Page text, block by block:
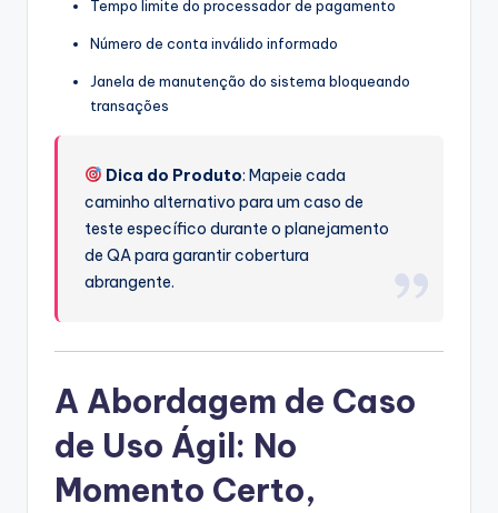
Tempo limite do processador de pagamento
Número de conta inválido informado
Janela de manutenção do sistema bloqueando
transações
Dica do Produto: Mapeie cada
caminho alternativo para um caso de
teste específico durante o planejamento
de QA para garantir cobertura
abrangente.
A Abordagem de Caso
de Uso Ágil: No
Momento Certo,